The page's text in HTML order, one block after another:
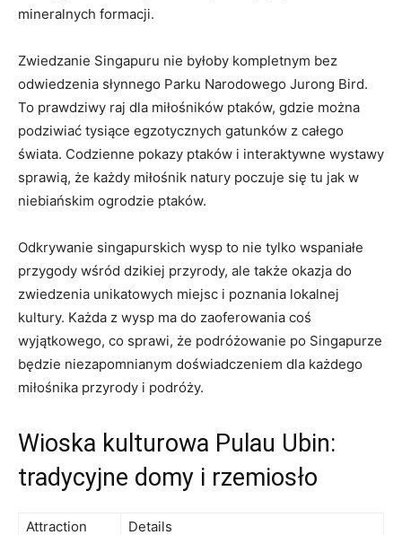
mineralnych⁢ formacji.
Zwiedzanie⁢ Singapuru nie​ byłoby⁢ kompletnym ⁤bez⁣
odwiedzenia ⁢słynnego ⁣Parku Narodowego Jurong⁤ Bird.
⁣To ⁤prawdziwy ⁤raj dla ⁢miłośników ‍ptaków, gdzie​ można
podziwiać tysiące egzotycznych gatunków z ‌całego
świata. Codzienne pokazy ptaków ‌i interaktywne wystawy
sprawią, ‍że każdy miłośnik natury poczuje się tu jak‌ w
niebiańskim‍ ogrodzie ptaków.
Odkrywanie singapurskich wysp to ‍nie ⁣tylko wspaniałe
⁤przygody wśród dzikiej‍ przyrody, ‍ale także okazja do
zwiedzenia unikatowych miejsc⁤ i poznania lokalnej
kultury.⁢ Każda z wysp ma do⁤ zaoferowania coś
wyjątkowego, co⁣ sprawi, że podróżowanie ⁢po Singapurze
będzie niezapomnianym ⁢doświadczeniem dla​ każdego
miłośnika przyrody i podróży.
Wioska kulturowa Pulau ‌Ubin:
⁣tradycyjne domy i rzemiosło
Attraction Details